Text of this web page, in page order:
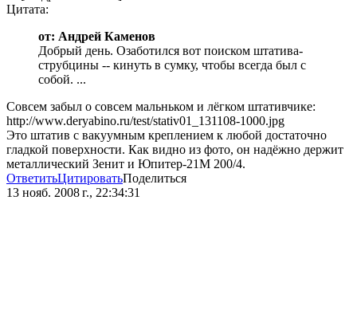
Цитата:
от: Андрей Каменов
Добрый день. Озаботился вот поиском штатива-
струбцины -- кинуть в сумку, чтобы всегда был с
собой. ...
Совсем забыл о совсем мальньком и лёгком штативчике:
http://www.deryabino.ru/test/stativ01_131108-1000.jpg
Это штатив с вакуумным креплением к любой достаточно
гладкой поверхности. Как видно из фото, он надёжно держит
металлический Зенит и Юпитер-21М 200/4.
ОтветитьЦитироватьПоделиться
13 нояб. 2008 г., 22:34:31